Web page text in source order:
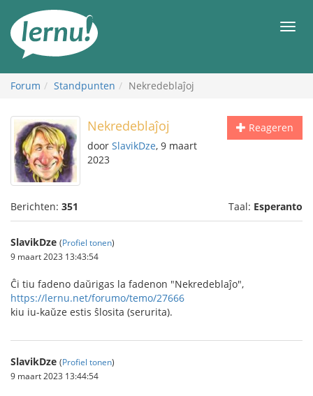
inhoud
Forum Standpunten Nekredeblaĵoj
Reageren
Nekredeblaĵoj
door SlavikDze, 9 maart
2023
Berichten: 351 Taal: Esperanto
SlavikDze (Profiel tonen)
9 maart 2023 13:43:54
Ĉi tiu fadeno daŭrigas la fadenon "Nekredeblaĵo",
https://lernu.net/forumo/temo/27666
kiu iu-kaŭze estis ŝlosita (serurita).
SlavikDze (Profiel tonen)
9 maart 2023 13:44:54